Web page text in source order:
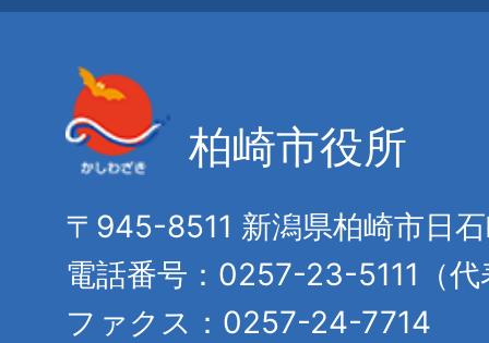
柏崎市役所
〒945-8511 新潟県柏崎市日
電話番号：0257-23-5111（代
ファクス：0257-24-7714